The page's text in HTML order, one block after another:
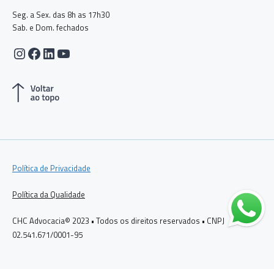
Seg. a Sex. das 8h as 17h30
Sab. e Dom. fechados
Instagram
Facebook
LinkedIn
Youtube
Política de Privacidade
Política da Qualidade
CHC Advocacia© 2023 • Todos os direitos reservados • CNPJ
02.541.671/0001-95